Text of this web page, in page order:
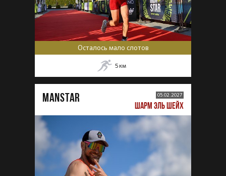
Осталось мало слотов
5 км
MANSTAR 05.02.2027
ШАРМ ЭЛЬ ШЕЙХ